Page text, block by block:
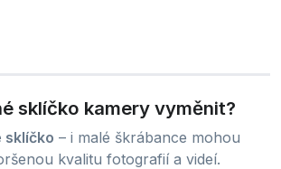
sklíčko kamery vyměnit?
sklíčko – i malé škrábance mohou
kvalitu fotografií a videí.